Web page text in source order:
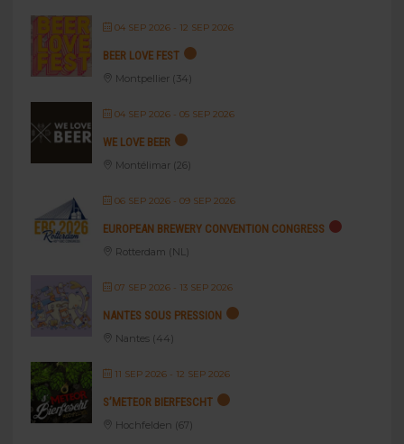
04 SEP 2026- 12 SEP 2026
BEER LOVE FEST
Montpellier (34)
04 SEP 2026- 05 SEP 2026
WE LOVE BEER
Montélimar (26)
06 SEP 2026- 09 SEP 2026
EUROPEAN BREWERY CONVENTION CONGRESS
Rotterdam (NL)
07 SEP 2026- 13 SEP 2026
NANTES SOUS PRESSION
Nantes (44)
11 SEP 2026- 12 SEP 2026
S’METEOR BIERFESCHT
Hochfelden (67)